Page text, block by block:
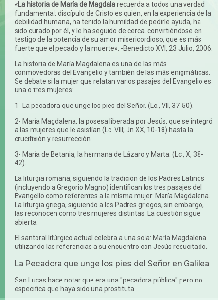
«La historia de María de Magdalarecuerda a todos una verdad
fundamental: discípulo de Cristo es quien, en la experiencia de la
debilidad humana, ha tenido la humildad de pedirle ayuda, ha
sido curado por él, y le ha seguido de cerca, convirtiéndose en
testigo de la potencia de su amor misericordioso, que es más
fuerte que el pecado y la muerte». -Benedicto XVI, 23 Julio, 2006.
La historia de María Magdalena es una de las más
conmovedoras del Evangelio y también de las más enigmáticas.
Se debate si la mujer que relatan varios pasajes del Evangelio es
una o tres mujeres:
1- La pecadora que unge los pies del Señor. (Lc., VII, 37-50).
2- María Magdalena, la posesa liberada por Jesús, que se integró
a las mujeres que le asistían (Lc. VIII; Jn XX, 10-18) hasta la
crucifixión y resurrección.
3- María de Betania, la hermana de Lázaro y Marta. (Lc., X, 38-
42).
La liturgia romana, siguiendo la tradición de los Padres Latinos
(incluyendo a Gregorio Magno) identifican los tres pasajes del
Evangelio como referentes a la misma mujer: María Magdalena.
La liturgia griega, siguiendo a los Padres griegos, sin embargo,
las reconocen como tres mujeres distintas. La cuestión sigue
abierta.
El santoral litúrgico actual celebra a una sola: María Magdalena
utilizando las referencias a su encuentro con Jesús resucitado.
La Pecadora que unge los pies del Señor en Galilea
San Lucas hace notar que era una "pecadora pública" pero no
especifica que haya sido una prostituta.